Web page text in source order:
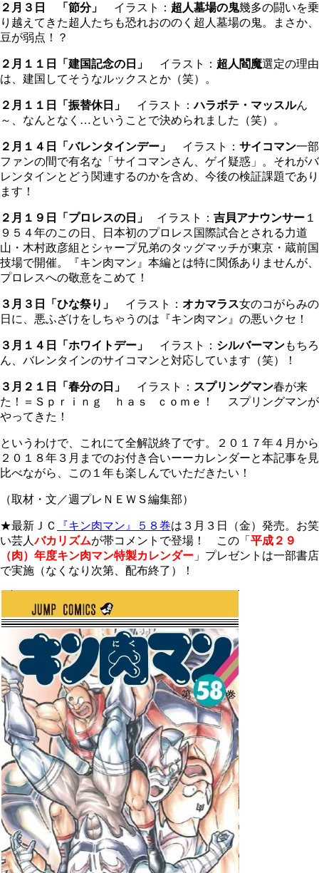
２月３日 「節分」 イラスト： 超人墓場の鬼幾多の闘いを乗
り越えてきた超人たちも恐れおののく超人墓場の鬼。まさか、
豆が弱点！？
２月１１日「建国記念の日」 イラスト： 超人閻魔選定の理由
は、建国してそうなルックスとか（笑）。
２月１１日「振替休日」 イラスト：ハラボテ・マッスルん
～、なんとなく…ということで決められました（笑）。
２月１４日「バレンタインデー」 イラスト： サイコマン一部
ファンの間で有名な「サイコマンさん、ゲイ疑惑」。それがバ
レンタインとどう関連するのかを含め、今後の検証課題であり
ます！
２月１９日「プロレスの日」 イラスト： 吉貝アナウンサー １
９５４年のこの日、日本初のプロレス国際試合とされる力道
山・木村政彦組とシャープ兄弟のタッグマッチが東京・蔵前国
技場で開催。『キン肉マン』本編とは特に関係ありませんが、
プロレスへの敬意をこめて！
３月３日「ひな祭り」 イラスト： オカマラス女のコがらみの
日に、悪ふざけをしちゃうのは『キン肉マン』の悪いクセ！
３月１４日「ホワイトデー」 イラスト： シルバーマンもちろ
ん、バレンタインのサイコマンと対応しています（笑）！
３月２１日「春分の日」 イラスト： スプリングマン春が来
た！＝Ｓｐｒｉｎｇ ｈａｓ ｃｏｍｅ！ スプリングマンが
やってきた！
というわけで、これにて全解説終了です。２０１７年４月から
２０１８年３月までのお付き合いーーカレンダーと本記事を見
比べながら、この１年も楽しんでいただきたい！
（取材・文／週プレＮＥＷＳ編集部）
★最新ＪＣ 『キン肉マン』５８巻は３月３日（金）発売。お笑
い芸人バカリズムが帯コメントで登場！ この「 平成２９
（肉）年度キン肉マン特製カレンダー 」プレゼントは一部書店
で実施（なくなり次第、配布終了）！